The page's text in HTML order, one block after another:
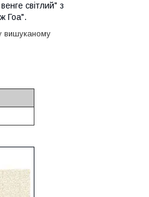
світлий" з
Гоа".
вишуканому